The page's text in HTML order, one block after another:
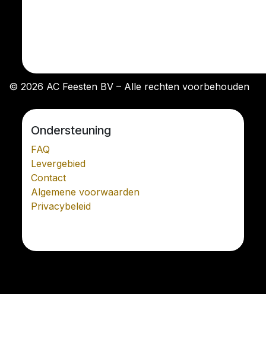
© 2026 AC Feesten BV – Alle rechten voorbehouden
Ondersteuning
FAQ
Levergebied
Contact
Algemene voorwaarden
Privacybeleid